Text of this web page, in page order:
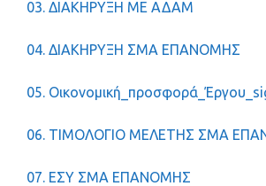
03. ΔΙΑΚΗΡΥΞΗ ΜΕ ΑΔΑΜ
04. ΔΙΑΚΗΡΥΞΗ ΣΜΑ ΕΠΑΝΟΜΗΣ
05.
06. ΤΙΜΟΛΟΓΙΟ ΜΕΛΕΤΗΣ ΣΜΑ
07. ΕΣΥ ΣΜΑ ΕΠΑΝΟΜΗΣ